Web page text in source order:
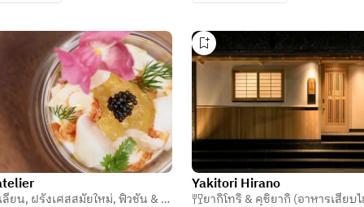
ลียน, ฝรั่งเศสสมัยใหม่, ฟิวชั่น & สากล
Yakitori Hirano